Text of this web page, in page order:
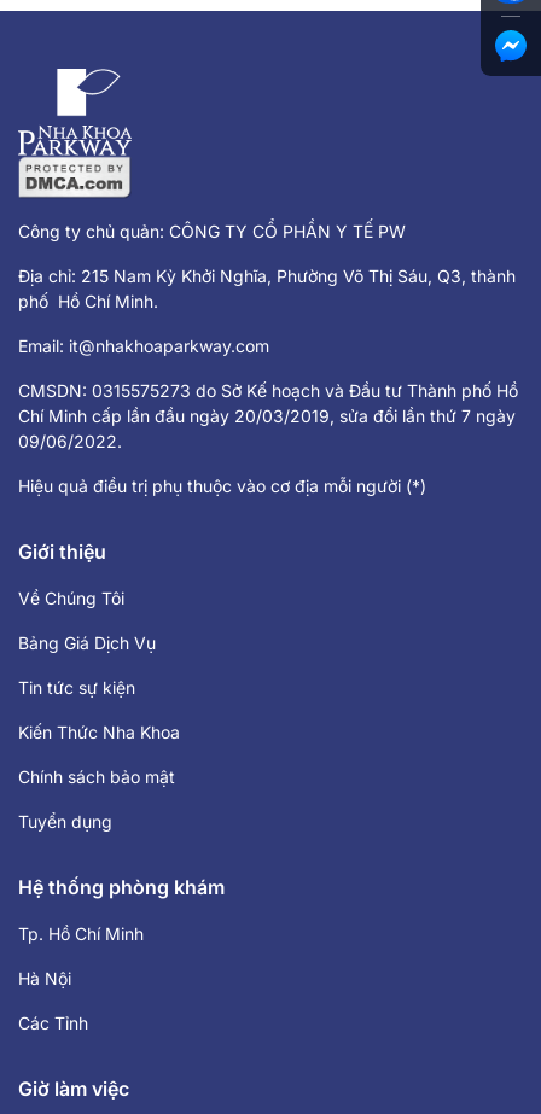
Công ty chủ quản: CÔNG TY CỔ PHẦN Y TẾ PW
Địa chỉ: 215 Nam Kỳ Khởi Nghĩa, Phường Võ Thị Sáu, Q3, thành
phố Hồ Chí Minh.
Email: it@nhakhoaparkway.com
CMSDN: 0315575273 do Sở Kế hoạch và Đầu tư Thành phố Hồ
Chí Minh cấp lần đầu ngày 20/03/2019, sửa đổi lần thứ 7 ngày
09/06/2022.
Hiệu quả điều trị phụ thuộc vào cơ địa mỗi người (*)
Giới thiệu
Về Chúng Tôi
Bảng Giá Dịch Vụ
Tin tức sự kiện
Kiến Thức Nha Khoa
Chính sách bảo mật
Tuyển dụng
Hệ thống phòng khám
Tp. Hồ Chí Minh
Hà Nội
Các Tỉnh
Giờ làm việc